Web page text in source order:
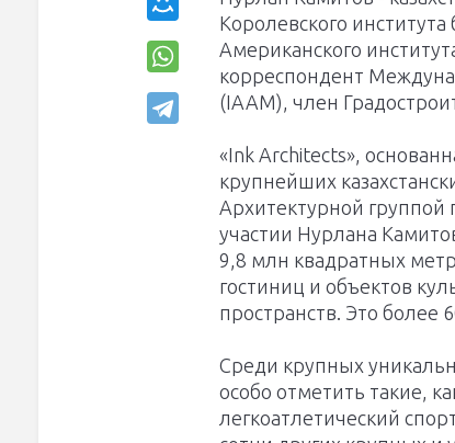
Королевского
Американского
корреспондент
(IAAM), член
«Ink Architects»,
крупнейших
Архитектурной
участии Нурлана
9,8 млн квадратных
гостиниц и объектов
пространств. Это более
Среди крупных
особо отметить такие,
легкоатлетический